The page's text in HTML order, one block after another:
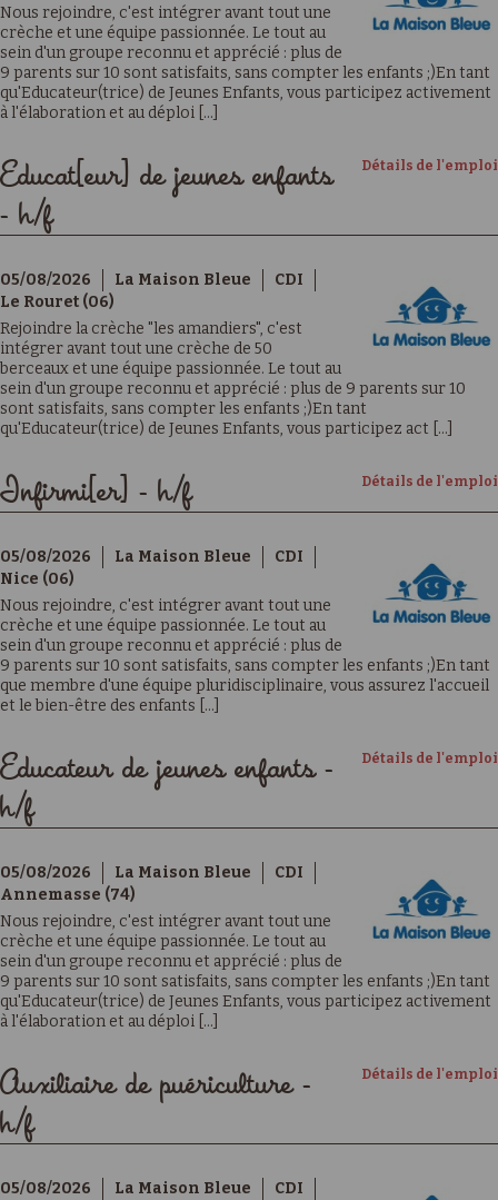
Nous rejoindre, c'est intégrer avant tout une
crèche et une équipe passionnée. Le tout au
sein d'un groupe reconnu et apprécié : plus de
9 parents sur 10 sont satisfaits, sans compter les enfants ;)En tant
qu'Educateur(trice) de Jeunes Enfants, vous participez activement
à l'élaboration et au déploi [...]
Détails de l'emploi
Educat[eur] de jeunes enfants
- h/f
05/08/2026 La Maison Bleue
CDI
Le Rouret (06)
Rejoindre la crèche "les amandiers", c'est
intégrer avant tout une crèche de 50
berceaux et une équipe passionnée. Le tout au
sein d'un groupe reconnu et apprécié : plus de 9 parents sur 10
sont satisfaits, sans compter les enfants ;)En tant
qu'Educateur(trice) de Jeunes Enfants, vous participez act [...]
Détails de l'emploi
Infirmi[er] - h/f
05/08/2026 La Maison Bleue
CDI
Nice (06)
Nous rejoindre, c'est intégrer avant tout une
crèche et une équipe passionnée. Le tout au
sein d'un groupe reconnu et apprécié : plus de
9 parents sur 10 sont satisfaits, sans compter les enfants ;)En tant
que membre d'une équipe pluridisciplinaire, vous assurez l'accueil
et le bien-être des enfants [...]
Détails de l'emploi
Educateur de jeunes enfants -
h/f
05/08/2026 La Maison Bleue
CDI
Annemasse (74)
Nous rejoindre, c'est intégrer avant tout une
crèche et une équipe passionnée. Le tout au
sein d'un groupe reconnu et apprécié : plus de
9 parents sur 10 sont satisfaits, sans compter les enfants ;)En tant
qu'Educateur(trice) de Jeunes Enfants, vous participez activement
à l'élaboration et au déploi [...]
Détails de l'emploi
Auxiliaire de puériculture -
h/f
05/08/2026 La Maison Bleue
CDI